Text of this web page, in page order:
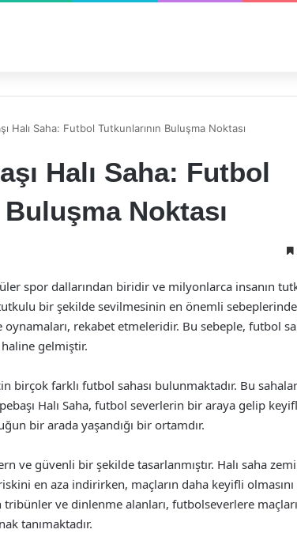
Halı Saha: Futbol Tutkunlarının Buluşma Noktası
Halı Saha: Futbol
Buluşma Noktası
spor dallarından biridir ve milyonlarca insanın
bir şekilde sevilmesinin en önemli
rekabet etmeleridir. Bu sebeple, futbol
gelmiştir.
birçok farklı futbol sahası bulunmaktadır. Bu
Halı Saha, futbol severlerin bir araya gelip
bir arada yaşandığı bir ortamdır.
ve güvenli bir şekilde tasarlanmıştır. Halı saha
en aza indirirken, maçların daha keyifli olmasını
tribünler ve dinlenme alanları, futbolseverlere
tanımaktadır.